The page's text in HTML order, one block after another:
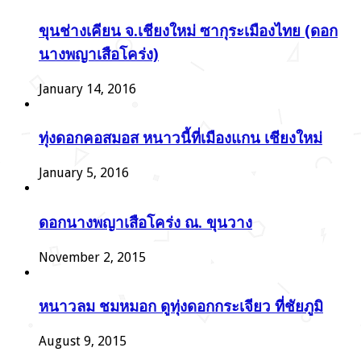
ขุนช่างเคียน จ.เชียงใหม่ ซากุระเมืองไทย (ดอก
นางพญาเสือโคร่ง)
January 14, 2016
ทุ่งดอกคอสมอส หนาวนี้ที่เมืองแกน เชียงใหม่
January 5, 2016
ดอกนางพญาเสือโคร่ง ณ. ขุนวาง
November 2, 2015
หนาวลม ชมหมอก ดูทุ่งดอกกระเจียว ที่ชัยภูมิ
August 9, 2015